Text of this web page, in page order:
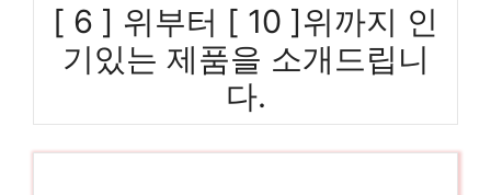
[ 6 ] 위부터 [ 10 ]위까지 인
기있는 제품을 소개드립니
다.